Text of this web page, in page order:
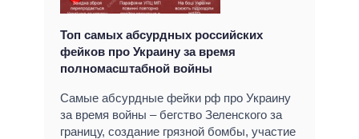
Топ самых абсурдных российских
фейков про Украину за время
полномасштабной войны
Самые абсурдные фейки рф про Украину
за время войны – бегство Зеленского за
границу, создание грязной бомбы, участие